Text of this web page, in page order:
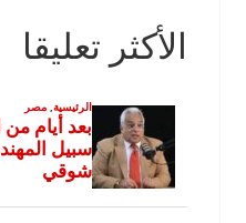
الأكثر تعليقا